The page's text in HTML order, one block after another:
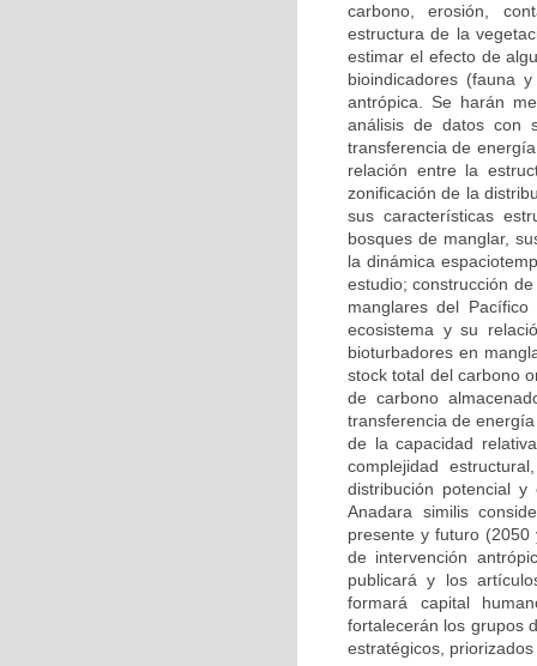
carbono, erosión,
estructura de la
estimar el efecto de
bioindicadores (fauna
antrópica. Se harán
análisis de datos con
transferencia de
relación entre la
zonificación de la
sus características
bosques de manglar,
la dinámica
estudio; construcción
manglares del
ecosistema y su
bioturbadores en
stock total del carbono
de carbono
transferencia de
de la capacidad
complejidad
distribución potencial
Anadara similis
presente y futuro
de intervención
publicará y los
formará capital
fortalecerán los grupos
estratégicos,